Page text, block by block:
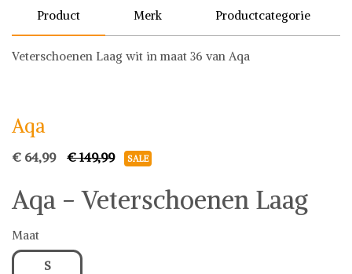
Product Merk Productcategorie
Veterschoenen Laag wit in maat 36 van Aqa
Aqa
€ 64,99 € 149,99 SALE
Aqa - Veterschoenen Laag
Maat
S